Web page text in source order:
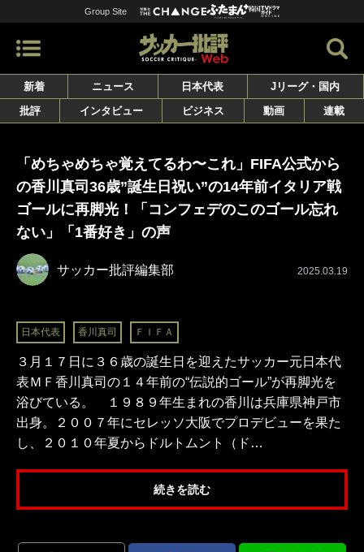
Group Site
新着 ニュース 日本代表
Jリーグ・国内
批評
インタビュー ビジネス 動画 連載
「めちゃめちゃ覚えてるわ〜これ」FIFA公式から
の香川真司36歳”誕生日祝い”の14年前イタリア戦
ゴールに再脚光！「コンフェデのこのゴール忘れ
ない」「1番好き」の声
サッカー批評編集部 2025.03.19
日本代表 香川真司 ＦＩＦＡ
３月１７日に３６歳の誕生日を迎えたサッカー元日本代
表ＭＦ香川真司の１４年前の“伝説的ゴール”が再脚光を
浴びている。 １９８９年生まれの香川は兵庫県神戸市
出身。２００７年にセレッソ大阪でプロデビューを果た
し、２０１０年夏からドルトムント（ド…
続きを読む